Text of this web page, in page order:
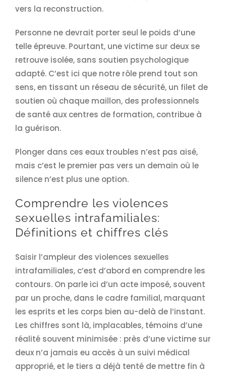
vers la reconstruction.
Personne ne devrait porter seul le poids d’une
telle épreuve. Pourtant, une victime sur deux se
retrouve isolée, sans soutien psychologique
adapté. C’est ici que notre rôle prend tout son
sens, en tissant un réseau de sécurité, un filet de
soutien où chaque maillon, des professionnels
de santé aux centres de formation, contribue à
la guérison.
Plonger dans ces eaux troubles n’est pas aisé,
mais c’est le premier pas vers un demain où le
silence n’est plus une option.
Comprendre les violences
sexuelles intrafamiliales:
Définitions et chiffres clés
Saisir l’ampleur des violences sexuelles
intrafamiliales, c’est d’abord en comprendre les
contours. On parle ici d’un acte imposé, souvent
par un proche, dans le cadre familial, marquant
les esprits et les corps bien au-delà de l’instant.
Les chiffres sont là, implacables, témoins d’une
réalité souvent minimisée : près d’une victime sur
deux n’a jamais eu accès à un suivi médical
approprié, et le tiers a déjà tenté de mettre fin à